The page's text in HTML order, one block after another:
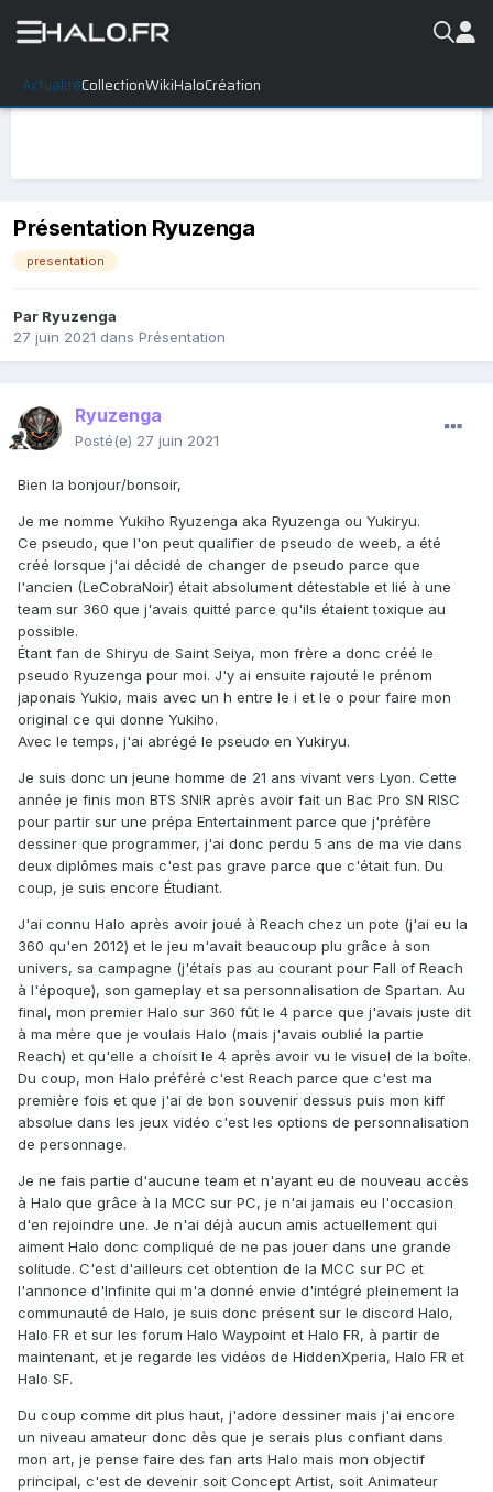
ActualitéCollectionWikiHaloCréation
Présentation Ryuzenga
presentation
Par Ryuzenga
27 juin 2021 dans Présentation
Ryuzenga
Posté(e) 27 juin 2021
Bien la bonjour/bonsoir,
Je me nomme Yukiho Ryuzenga aka Ryuzenga ou Yukiryu.
Ce pseudo, que l'on peut qualifier de pseudo de weeb, a été
créé lorsque j'ai décidé de changer de pseudo parce que
l'ancien (LeCobraNoir) était absolument détestable et lié à une
team sur 360 que j'avais quitté parce qu'ils étaient toxique au
possible.
Étant fan de Shiryu de Saint Seiya, mon frère a donc créé le
pseudo Ryuzenga pour moi. J'y ai ensuite rajouté le prénom
japonais Yukio, mais avec un h entre le i et le o pour faire mon
original ce qui donne Yukiho.
Avec le temps, j'ai abrégé le pseudo en Yukiryu.
Je suis donc un jeune homme de 21 ans vivant vers Lyon. Cette
année je finis mon BTS SNIR après avoir fait un Bac Pro SN RISC
pour partir sur une prépa Entertainment parce que j'préfère
dessiner que programmer, j'ai donc perdu 5 ans de ma vie dans
deux diplômes mais c'est pas grave parce que c'était fun. Du
coup, je suis encore Étudiant.
J'ai connu Halo après avoir joué à Reach chez un pote (j'ai eu la
360 qu'en 2012) et le jeu m'avait beaucoup plu grâce à son
univers, sa campagne (j'étais pas au courant pour Fall of Reach
à l'époque), son gameplay et sa personnalisation de Spartan. Au
final, mon premier Halo sur 360 fût le 4 parce que j'avais juste dit
à ma mère que je voulais Halo (mais j'avais oublié la partie
Reach) et qu'elle a choisit le 4 après avoir vu le visuel de la boîte.
Du coup, mon Halo préféré c'est Reach parce que c'est ma
première fois et que j'ai de bon souvenir dessus puis mon kiff
absolue dans les jeux vidéo c'est les options de personnalisation
de personnage.
Je ne fais partie d'aucune team et n'ayant eu de nouveau accès
à Halo que grâce à la MCC sur PC, je n'ai jamais eu l'occasion
d'en rejoindre une. Je n'ai déjà aucun amis actuellement qui
aiment Halo donc compliqué de ne pas jouer dans une grande
solitude. C'est d'ailleurs cet obtention de la MCC sur PC et
l'annonce d'Infinite qui m'a donné envie d'intégré pleinement la
communauté de Halo, je suis donc présent sur le discord Halo,
Halo FR et sur les forum Halo Waypoint et Halo FR, à partir de
maintenant, et je regarde les vidéos de HiddenXperia, Halo FR et
Halo SF.
Du coup comme dit plus haut, j'adore dessiner mais j'ai encore
un niveau amateur donc dès que je serais plus confiant dans
mon art, je pense faire des fan arts Halo mais mon objectif
principal, c'est de devenir soit Concept Artist, soit Animateur